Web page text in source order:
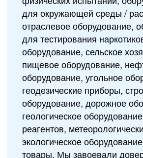
для окружающей среды /
отраслевое оборудование,
для тестирования
оборудование, сельское
пищевое оборудование,
оборудование, угольное
геодезические приборы,
оборудование, дорожное
геологическое
реагентов,
экологическое
товары. Мы завоевали